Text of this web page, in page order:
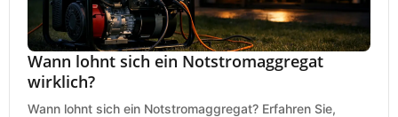
Wann lohnt sich ein Notstromaggregat
wirklich?
Wann lohnt sich ein Notstromaggregat? Erfahren Sie,